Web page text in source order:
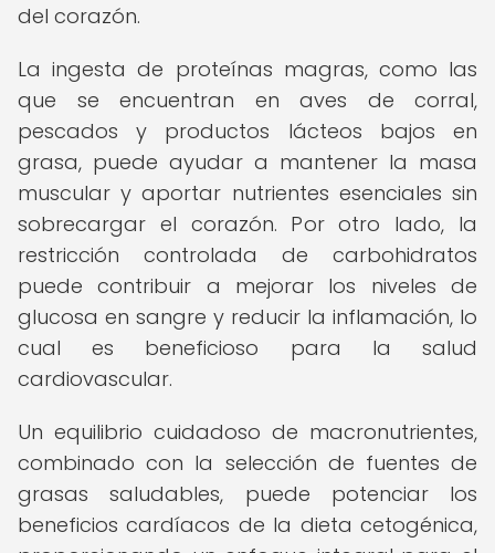
del corazón.
La ingesta de proteínas magras, como las
que se encuentran en aves de corral,
pescados y productos lácteos bajos en
grasa, puede ayudar a mantener la masa
muscular y aportar nutrientes esenciales sin
sobrecargar el corazón. Por otro lado, la
restricción controlada de carbohidratos
puede contribuir a mejorar los niveles de
glucosa en sangre y reducir la inflamación, lo
cual es beneficioso para la salud
cardiovascular.
Un equilibrio cuidadoso de macronutrientes,
combinado con la selección de fuentes de
grasas saludables, puede potenciar los
beneficios cardíacos de la dieta cetogénica,